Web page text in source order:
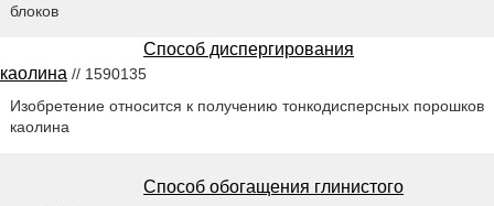
блоков
Способ диспергирования
каолина // 1590135
Изобретение относится к получению тонкодисперсных порошков
каолина
Способ обогащения глинистого